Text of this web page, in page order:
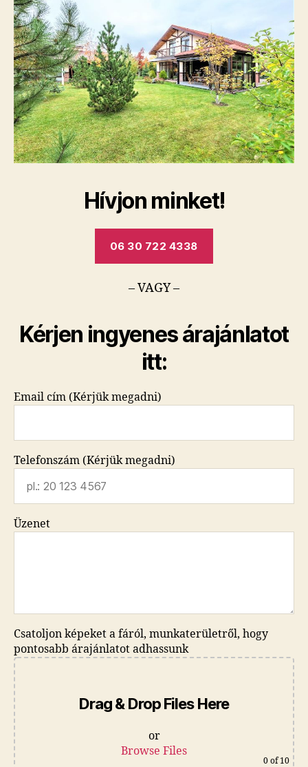
Hívjon minket!
06 30 722 4338
– VAGY –
Kérjen ingyenes árajánlatot
itt:
Email cím (Kérjük megadni)
Telefonszám (Kérjük megadni)
Üzenet
Csatoljon képeket a fáról, munkaterületről, hogy
pontosabb árajánlatot adhassunk
Drag & Drop Files Here
or
Browse Files
0 of 10